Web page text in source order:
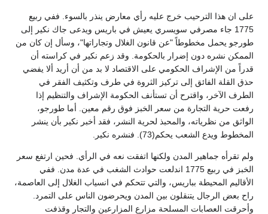
على ان هذا الترحيب خرج عليه رأي معارض ينذر بالسوء. ففي ربيع
1775 جاء مصرفي سويسري يعيش في باريس ويدعى جاك نكير إلى
طورجو يحمل مخطوطاً "عن قانون الغلال وتجاراتها"، وسأل إن كان من
الممكن نشره دون إضرار بالحكومة. وقد زعم نكير في كراسته أن
قدراً من الإشراف الحكومي على الاقتصاد لا بد من أن أريد ألا يفضي
حذق القلة الفائق إلى تركيز الثروة في طرف وتكثيف الفقر في
الطرف الآخر، واقترح أن تستأنف الحكومة الإشراف والتنظيم إذا
رفعت حرية التجارة من سعر الخبز فوق رقم معين. أما طورجو،
الواثق من نظرياته، والمحبذ لحرية النشر، فقد أخبر نكير بأن ينشر
المخطوط ويدع الشعب يحكم(73). فنشره نكير.
ولم تقرأه جماهير المدن ولكنها اتفقت نعه في الرأي. فحين ارتفع سعر
الخبز في ربيع 1775 اندلعت حوادث الشغب في عدة مدن. ففي
الأقاليم المحيطة بباريس، والتي تتحكم في انسياب الغلال إلى العاصمة،
راح بعض الرجال يتنقلون بين المدن ويحرضون الناس على التمرد.
وأحرقت العصابات المسلحة مزارع المزارعين والتجار وقذفت